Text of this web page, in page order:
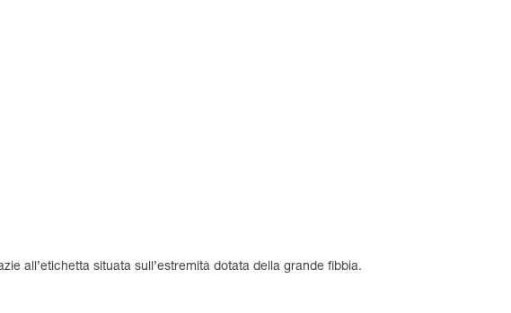
all’etichetta situata sull’estremità dotata della grande fibbia.